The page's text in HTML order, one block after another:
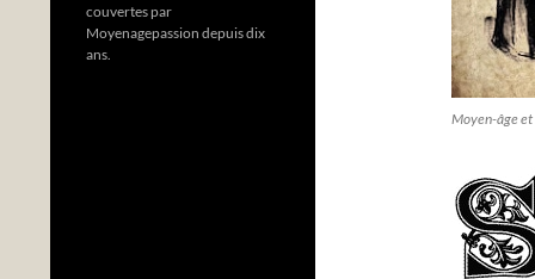
Moyen-âge
couvertes par
Moyenagepassion depuis dix
ans.